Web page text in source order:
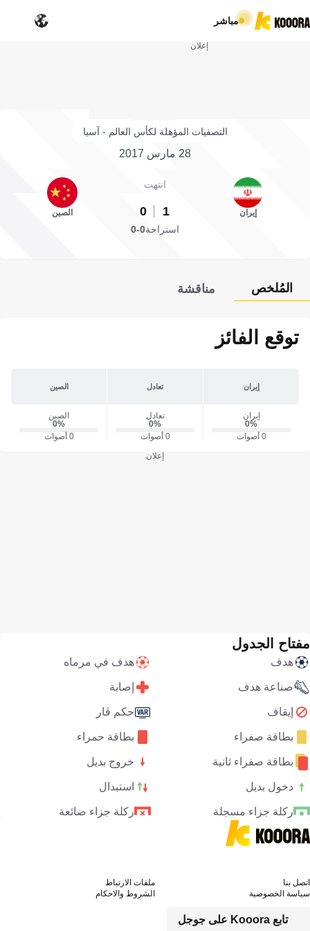
مباشر
إعلان
التصفيات المؤهلة لكأس العالم - آسيا
28 مارس 2017
إيران
انتهت
1
0 الصين
استراحة0-0
المُلخص مناقشة
توقع الفائز
إيران تعادل الصين
إيران
0‎%‎
0 أصوات
تعادل
0‎%‎
0 أصوات
الصين
0‎%‎
0 أصوات
إعلان
مفتاح الجدول
هدف هدف في مرماه
صناعة هدف إصابة
إيقاف حكم ڤار
بطاقة صفراء بطاقة حمراء
بطاقة صفراء ثانية خروج بديل
دخول بديل استبدال
ركلة جزاء مسجلة ركلة جزاء ضائعة
تابع Kooora على جوجل
اتصل بنا
ملفات الارتباط
سياسة الخصوصية
الشروط والاحكام